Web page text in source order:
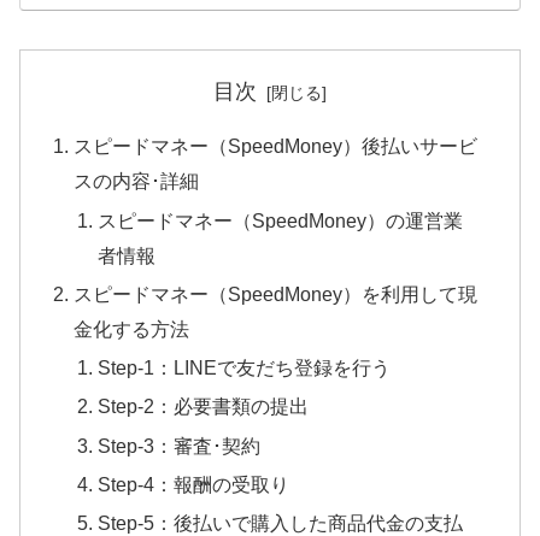
目次
スピードマネー（SpeedMoney）後払いサービ
スの内容･詳細
スピードマネー（SpeedMoney）の運営業
者情報
スピードマネー（SpeedMoney）を利用して現
金化する方法
Step-1：LINEで友だち登録を行う
Step-2：必要書類の提出
Step-3：審査･契約
Step-4：報酬の受取り
Step-5：後払いで購入した商品代金の支払